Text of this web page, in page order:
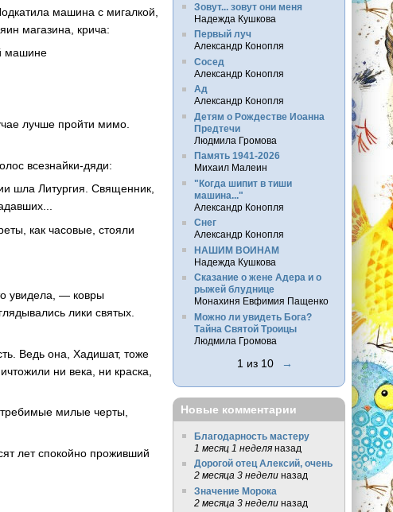
машина с мигалкой,
магазина, крича:
машине
лучше пройти мимо.
всезнайки-дяди:
шла Литургия. Священник,
как часовые, стояли
увидела, — ковры
лики святых.
Ведь она, Хадишат, тоже
ни века, ни краска,
милые черты,
лет спокойно проживший
Зовут... зовут они меня
Надежда Кушкова
Первый луч
Александр Конопля
Сосед
Александр Конопля
Ад
Александр Конопля
Детям о Рождестве Иоанна
Предтечи
Людмила Громова
Память 1941-2026
Михаил Малеин
"Когда шипит в тиши
машина..."
Александр Конопля
Снег
Александр Конопля
НАШИМ ВОИНАМ
Надежда Кушкова
Сказание о жене Адера и о
рыжей блуднице
Монахиня Евфимия Пащенко
Можно ли увидеть Бога?
Тайна Святой Троицы
Людмила Громова
1 из 10 →
Новые комментарии
Благодарность мастеру
1 месяц 1 неделяназад
Дорогой отец Алексий, очень
2 месяца 3 неделиназад
Значение Морока
2 месяца 3 неделиназад